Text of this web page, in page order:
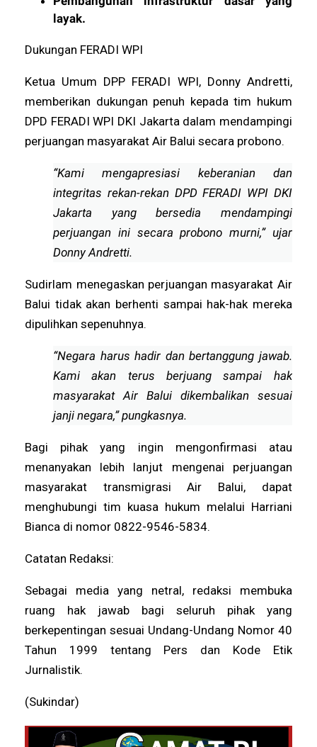
layak.
Dukungan FERADI WPI
Ketua Umum DPP FERADI WPI, Donny Andretti,
memberikan dukungan penuh kepada tim hukum
DPD FERADI WPI DKI Jakarta dalam mendampingi
perjuangan masyarakat Air Balui secara probono.
“Kami mengapresiasi keberanian dan
integritas rekan-rekan DPD FERADI WPI DKI
Jakarta yang bersedia mendampingi
perjuangan ini secara probono murni,” ujar
Donny Andretti.
Sudirlam menegaskan perjuangan masyarakat Air
Balui tidak akan berhenti sampai hak-hak mereka
dipulihkan sepenuhnya.
“Negara harus hadir dan bertanggung jawab.
Kami akan terus berjuang sampai hak
masyarakat Air Balui dikembalikan sesuai
janji negara,” pungkasnya.
Bagi pihak yang ingin mengonfirmasi atau
menanyakan lebih lanjut mengenai perjuangan
masyarakat transmigrasi Air Balui, dapat
menghubungi tim kuasa hukum melalui Harriani
Bianca di nomor 0822-9546-5834.
Catatan Redaksi:
Sebagai media yang netral, redaksi membuka
ruang hak jawab bagi seluruh pihak yang
berkepentingan sesuai Undang-Undang Nomor 40
Tahun 1999 tentang Pers dan Kode Etik
Jurnalistik.
(Sukindar)